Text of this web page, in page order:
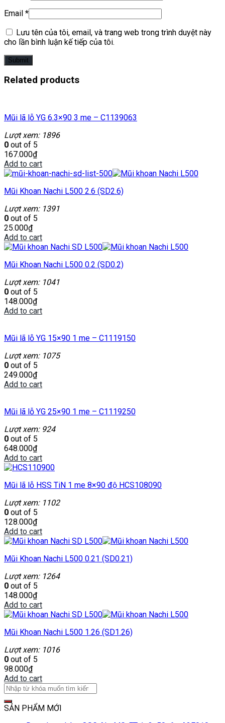
Email *
Lưu tên của tôi, email, và trang web trong trình duyệt này
cho lần bình luận kế tiếp của tôi.
Related products
Mũi lã lỗ YG 6.3×90 3 me – C1139063
Lượt xem: 1896
0 out of 5
167.000₫
Add to cart
Mũi Khoan Nachi L500 2.6 (SD2.6)
Lượt xem: 1391
0 out of 5
25.000₫
Add to cart
Mũi Khoan Nachi L500 0.2 (SD0.2)
Lượt xem: 1041
0 out of 5
148.000₫
Add to cart
Mũi lã lỗ YG 15×90 1 me – C1119150
Lượt xem: 1075
0 out of 5
249.000₫
Add to cart
Mũi lã lỗ YG 25×90 1 me – C1119250
Lượt xem: 924
0 out of 5
648.000₫
Add to cart
Mũi lã lỗ HSS TiN 1 me 8×90 độ HCS108090
Lượt xem: 1102
0 out of 5
128.000₫
Add to cart
Mũi Khoan Nachi L500 0.21 (SD0.21)
Lượt xem: 1264
0 out of 5
148.000₫
Add to cart
Mũi Khoan Nachi L500 1.26 (SD1.26)
Lượt xem: 1016
0 out of 5
98.000₫
Add to cart
SẢN PHẨM MỚI